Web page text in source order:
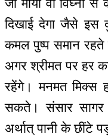
जो माया वा विघ्नों
दिखाई देगा जैसे इस
कमल पुष्प समान
अगर श्रीमत पर हर
रहेंगे। मनमत मिक्स
सकते। संसार सागर
अर्थात् पानी के छींटे